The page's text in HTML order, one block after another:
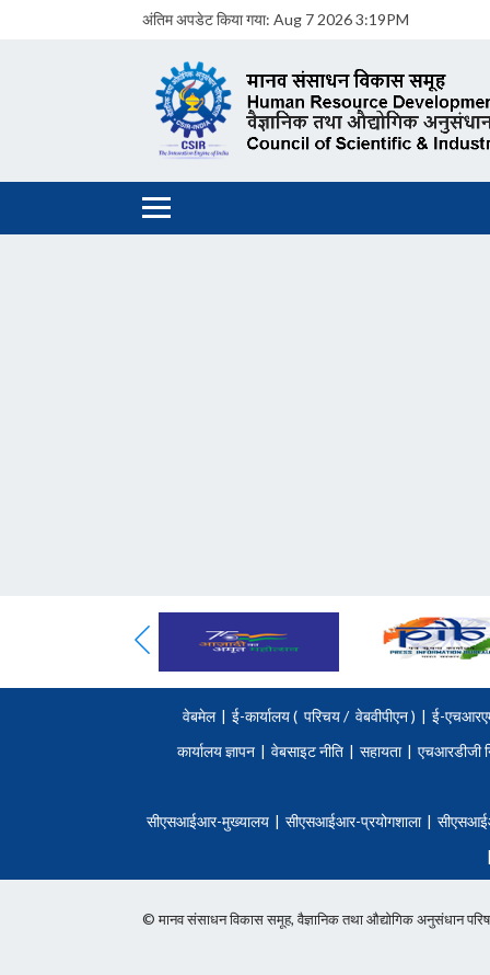
अंतिम अपडेट किया गया: Aug 7 2026 3:19PM
वेबमेल | ई-कार्यालय ( परिचय/ वेबवीपीएन ) | ई-
कार्यालय ज्ञापन | वेबसाइट नीति | सहायता | एचआरडीजी
सीएसआईआर-मुख्यालय | सीएसआईआर-प्रयोगशाला |
© मानव संसाधन विकास समूह, वैज्ञानिक तथा औद्योगिक अनुसंधान